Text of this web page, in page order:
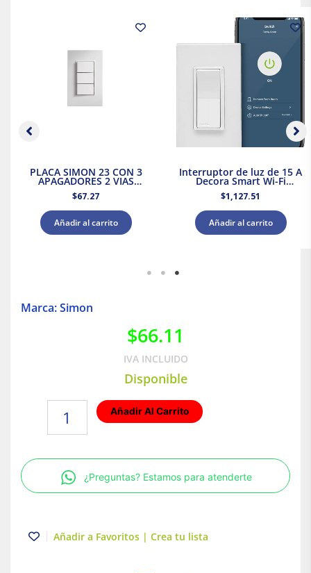
PLACA SIMON 23 CON 3
APAGADORES 2 VIAS
BLANCO
$67.27
Añadir al carrito
Interruptor de luz de 15 A
Decora Smart Wi-Fi
Leviton
$1,127.51
Añadir al carrito
Marca: Simon
$66.11
IVA INCLUIDO
Disponible
interruptor
vías
Blanco
Simon
Añadir Al Carrito
¿Preguntas? Estamos para atenderte
Añadir a Favoritos | Crea tu lista